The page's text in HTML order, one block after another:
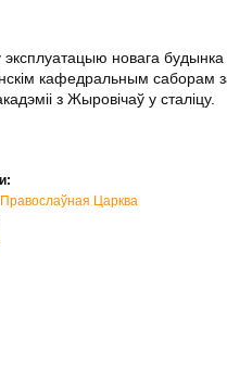
новага
кафедральным саборам
з Жыровічаў у сталіцу.
Царква